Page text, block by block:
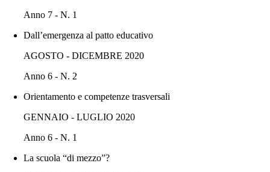
Anno 7 - N. 1
Dall’emergenza al patto educativo
AGOSTO - DICEMBRE 2020
Anno 6 - N. 2
Orientamento e competenze trasversali
GENNAIO - LUGLIO 2020
Anno 6 - N. 1
La scuola “di mezzo”?